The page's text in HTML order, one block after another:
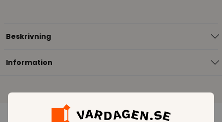
Beskrivning
Information